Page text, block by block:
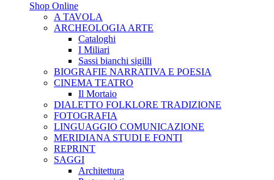
Shop Online
A TAVOLA
ARCHEOLOGIA ARTE
Cataloghi
I Miliari
Sassi bianchi sigilli
BIOGRAFIE NARRATIVA E POESIA
CINEMA TEATRO
Il Mortaio
DIALETTO FOLKLORE TRADIZIONE
FOTOGRAFIA
LINGUAGGIO COMUNICAZIONE
MERIDIANA STUDI E FONTI
REPRINT
SAGGI
Architettura